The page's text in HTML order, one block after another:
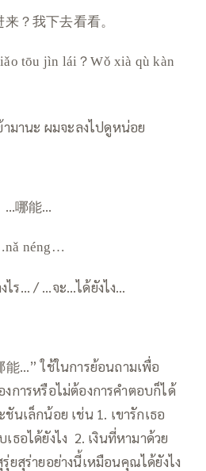
？我下去看看。
tōu jìn lái？Wǒ xià qù kàn
ามานะ ผมจะลงไปดูหน่อย
…哪能…
néng…
ไร… / …จะ…ได้ยังไง…
能…” ใช้ในการย้อนถามเพื่อ
การหรือไม่ต้องการคำตอบก็ได้
นเล็กน้อย เช่น 1. เขารักเธอ
ธอได้ยังไง 2. เงินที่หามาด้วย
ยสุร่ายอย่างนี้เหมือนคุณได้ยังไง